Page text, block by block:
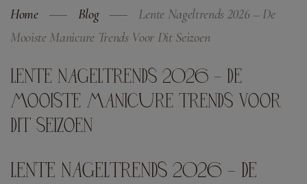
Home Blog
Lente Nageltrends 2026 – De
Mooiste Manicure Trends Voor Dit Seizoen
LENTE NAGELTRENDS 2026 – DE
MOOISTE MANICURE TRENDS VOOR
DIT SEIZOEN
LENTE NAGELTRENDS 2026 – DE